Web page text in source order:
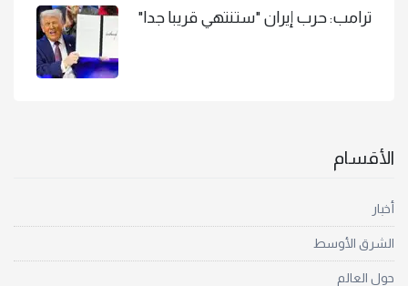
ترامب: حرب إيران "ستنتهي قريبا جدا"
الأقسام
أخبار
الشرق الأوسط
حول العالم